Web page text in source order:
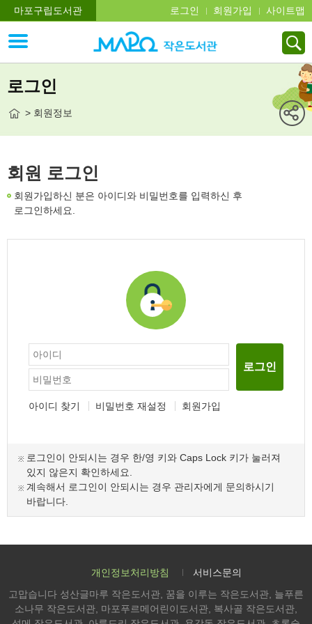
마포구립도서관 로그인 회원가입 사이트맵
로그인
> 회원정보
회원 로그인
회원가입하신 분은 아이디와 비밀번호를 입력하신 후
로그인하세요.
로그인
아이디 찾기 비밀번호 재설정 회원가입
로그인이 안되시는 경우 한/영 키와 Caps Lock 키가 눌러져
있지 않은지 확인하세요.
계속해서 로그인이 안되시는 경우 관리자에게 문의하시기
바랍니다.
개인정보처리방침
서비스문의
고맙습니다 성산글마루 작은도서관, 꿈을 이루는 작은도서관, 늘푸른
소나무 작은도서관, 마포푸르메어린이도서관, 복사골 작은도서관,